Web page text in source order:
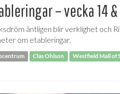
– vecka 14 &
äntligen blir verklighet och
om etableringar.
Clas Ohlson Westfield Mall of